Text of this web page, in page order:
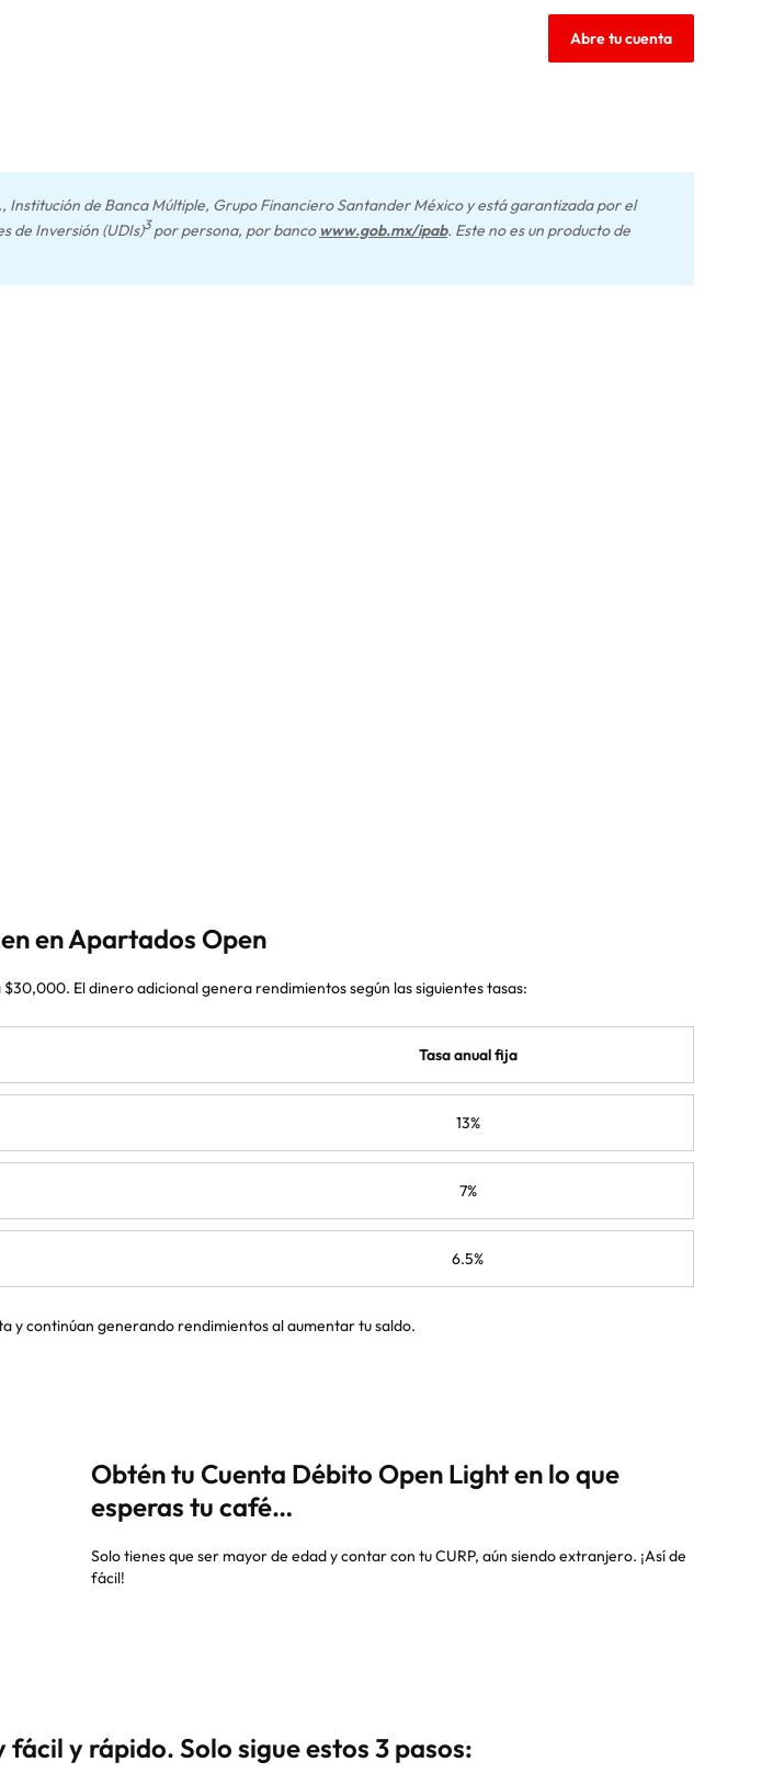
Abre tu cuenta
de Banca Múltiple, Grupo Financiero Santander México y está garantizada por el
de Inversión (UDIs)3por persona, por banco www.gob.mx/ipab. Este no es un producto de
en Apartados Open
$30,000. El dinero adicional genera rendimientos según las siguientes tasas:
Tasa anual fija
13%
7%
6.5%
y continúan generando rendimientos al aumentar tu saldo.
Obtén tu Cuenta Débito Open Light en lo que
esperas tu café…
Solo tienes que ser mayor de edad y contar con tu CURP, aún siendo extranjero. ¡Así de
fácil!
y rápido. Solo sigue estos 3 pasos: